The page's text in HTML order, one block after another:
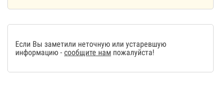
Если Вы заметили неточную или устаревшую
информацию - сообщите нам пожалуйста!